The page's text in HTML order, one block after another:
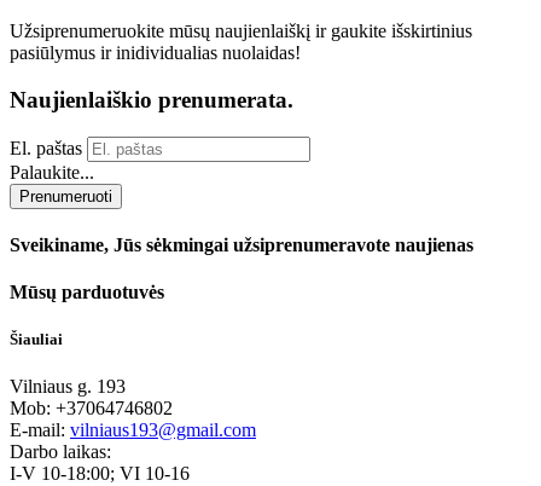
Užsiprenumeruokite mūsų naujienlaiškį ir gaukite išskirtinius
pasiūlymus ir inidividualias nuolaidas!
Naujienlaiškio prenumerata.
El. paštas
Palaukite...
Prenumeruoti
Sveikiname, Jūs sėkmingai užsiprenumeravote naujienas
Mūsų parduotuvės
Šiauliai
Vilniaus g. 193
Mob: +37064746802
E-mail: vilniaus193@gmail.com
Darbo laikas:
I-V 10-18:00; VI 10-16